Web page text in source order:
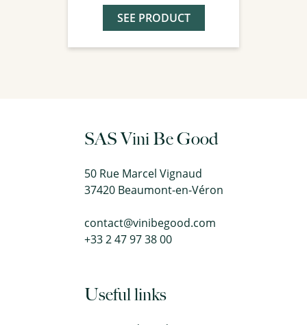
SEE PRODUCT
SAS Vini Be Good
50 Rue Marcel Vignaud
37420 Beaumont-en-Véron
contact@vinibegood.com
+33 2 47 97 38 00
Useful links